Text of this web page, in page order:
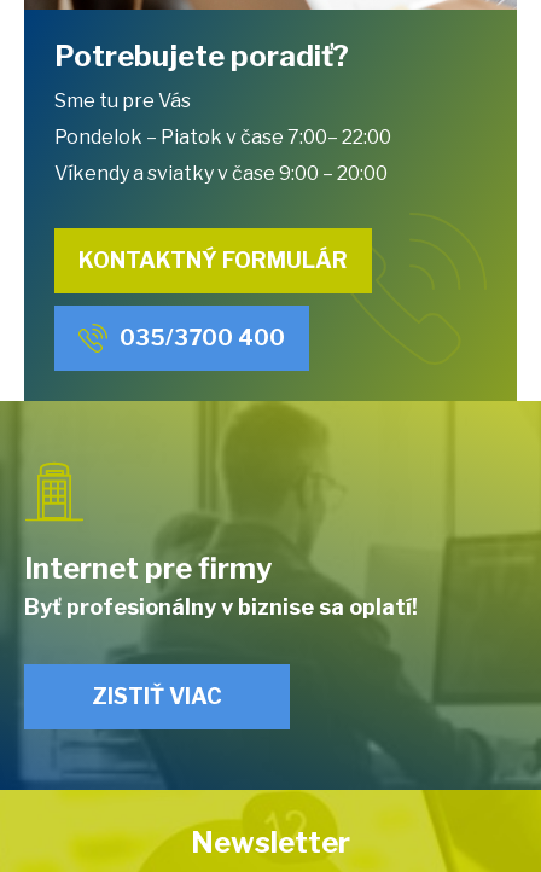
Potrebujete poradiť?
Sme tu pre Vás
Pondelok – Piatok v čase 7:00– 22:00
Víkendy a sviatky v čase 9:00 – 20:00
KONTAKTNÝ FORMULÁR
035/3700 400
Internet pre firmy
Byť profesionálny v biznise sa oplatí!
ZISTIŤ VIAC
Newsletter